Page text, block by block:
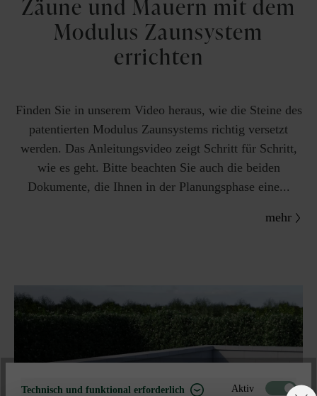
Zäune und Mauern mit dem
Modulus Zaunsystem
errichten
Finden Sie in unserem Video heraus, wie die Steine des
patentierten Modulus Zaunsystems richtig versetzt
werden. Das Anleitungsvideo zeigt Schritt für Schritt,
wie es geht. Bitte beachten Sie auch die beiden
Dokumente, die Ihnen in der Planungsphase eine...
mehr
Technisch und funktional erforderlich Aktiv